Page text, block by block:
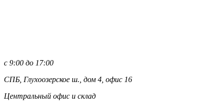
с 9:00 до 17:00
СПБ, Глухоозерское ш., дом 4, офис 16
Центральный офис и склад